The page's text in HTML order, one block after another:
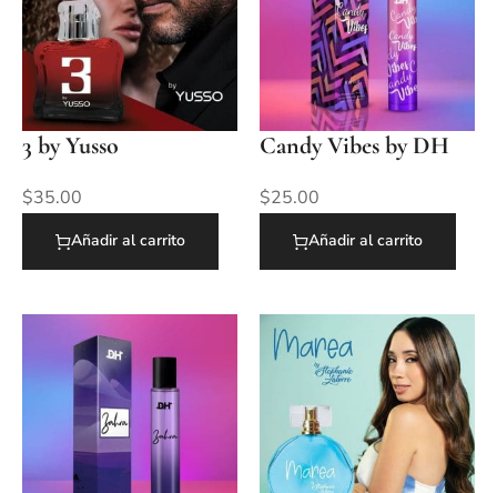
3 by Yusso
$35.00
Añadir al carrito
Candy Vibes by DH
$25.00
Añadir al carrito